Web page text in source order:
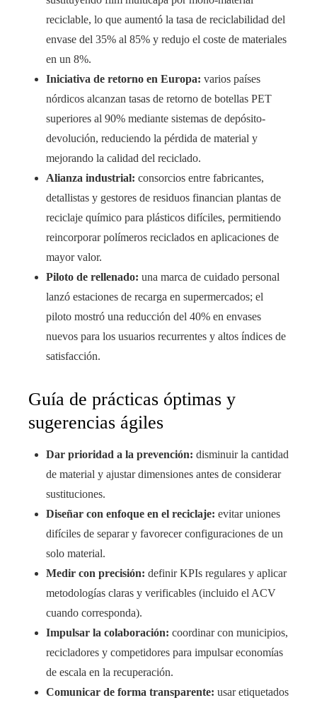
reciclable, lo que aumentó la tasa de reciclabilidad del
envase del 35% al 85% y redujo el coste de materiales
en un 8%.
Iniciativa de retorno en Europa: varios países
nórdicos alcanzan tasas de retorno de botellas PET
superiores al 90% mediante sistemas de depósito-
devolución, reduciendo la pérdida de material y
mejorando la calidad del reciclado.
Alianza industrial: consorcios entre fabricantes,
detallistas y gestores de residuos financian plantas de
reciclaje químico para plásticos difíciles, permitiendo
reincorporar polímeros reciclados en aplicaciones de
mayor valor.
Piloto de rellenado: una marca de cuidado personal
lanzó estaciones de recarga en supermercados; el
piloto mostró una reducción del 40% en envases
nuevos para los usuarios recurrentes y altos índices de
satisfacción.
Guía de prácticas óptimas y
sugerencias ágiles
Dar prioridad a la prevención: disminuir la cantidad
de material y ajustar dimensiones antes de considerar
sustituciones.
Diseñar con enfoque en el reciclaje: evitar uniones
difíciles de separar y favorecer configuraciones de un
solo material.
Medir con precisión: definir KPIs regulares y aplicar
metodologías claras y verificables (incluido el ACV
cuando corresponda).
Impulsar la colaboración: coordinar con municipios,
recicladores y competidores para impulsar economías
de escala en la recuperación.
Comunicar de forma transparente: usar etiquetados